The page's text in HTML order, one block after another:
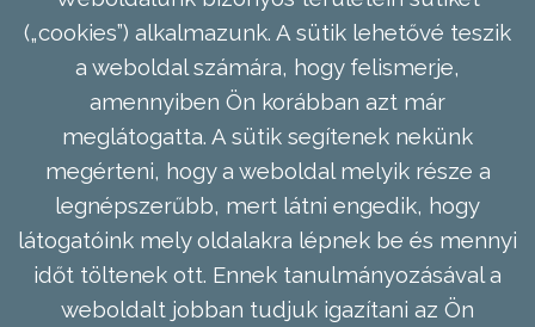
(„cookies”) alkalmazunk. A sütik lehetővé teszik
a weboldal számára, hogy felismerje,
amennyiben Ön korábban azt már
meglátogatta. A sütik segítenek nekünk
megérteni, hogy a weboldal melyik része a
legnépszerűbb, mert látni engedik, hogy
látogatóink mely oldalakra lépnek be és mennyi
időt töltenek ott. Ennek tanulmányozásával a
weboldalt jobban tudjuk igazítani az Ön